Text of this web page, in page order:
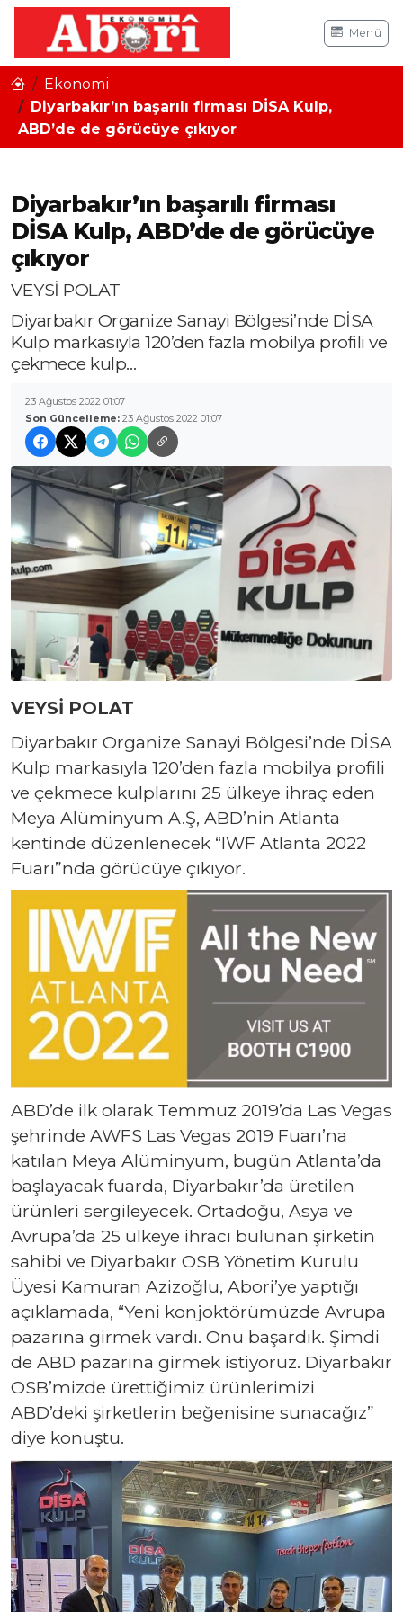
Menü
Ekonomi
Diyarbakır’ın başarılı firması DİSA Kulp,
ABD’de de görücüye çıkıyor
Diyarbakır’ın başarılı firması
DİSA Kulp, ABD’de de görücüye
çıkıyor
VEYSİ POLAT
Diyarbakır Organize Sanayi Bölgesi’nde DİSA
Kulp markasıyla 120’den fazla mobilya profili ve
çekmece kulp…
23 Ağustos 2022 01:07
Son Güncelleme: 23 Ağustos 2022 01:07
VEYSİ POLAT
Diyarbakır Organize Sanayi Bölgesi’nde DİSA
Kulp markasıyla 120’den fazla mobilya profili
ve çekmece kulplarını 25 ülkeye ihraç eden
Meya Alüminyum A.Ş, ABD’nin Atlanta
kentinde düzenlenecek “IWF Atlanta 2022
Fuarı”nda görücüye çıkıyor.
ABD’de ilk olarak Temmuz 2019’da Las Vegas
şehrinde AWFS Las Vegas 2019 Fuarı’na
katılan Meya Alüminyum, bugün Atlanta’da
başlayacak fuarda, Diyarbakır’da üretilen
ürünleri sergileyecek. Ortadoğu, Asya ve
Avrupa’da 25 ülkeye ihracı bulunan şirketin
sahibi ve Diyarbakır OSB Yönetim Kurulu
Üyesi Kamuran Azizoğlu, Abori’ye yaptığı
açıklamada, “Yeni konjoktörümüzde Avrupa
pazarına girmek vardı. Onu başardık. Şimdi
de ABD pazarına girmek istiyoruz. Diyarbakır
OSB’mizde ürettiğimiz ürünlerimizi
ABD’deki şirketlerin beğenisine sunacağız”
diye konuştu.